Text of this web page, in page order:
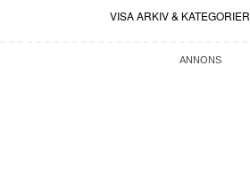
VISA ARKIV & KATEGORIER